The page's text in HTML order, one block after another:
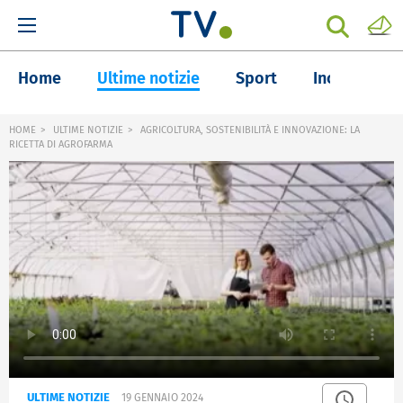
Home Ultime notizie Sport Inchieste
HOME ULTIME NOTIZIE
AGRICOLTURA, SOSTENIBILITÀ E INNOVAZIONE: LA
RICETTA DI AGROFARMA
ULTIME NOTIZIE 19 GENNAIO 2024